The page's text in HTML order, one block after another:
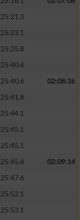
02:08:36
02:09:14